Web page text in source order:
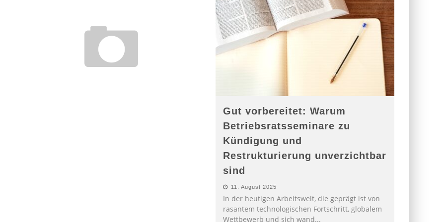
Gut vorbereitet: Warum
Betriebsratsseminare zu
Kündigung und
Restrukturierung unverzichtbar
sind
11. August 2025
In der heutigen Arbeitswelt, die geprägt ist von
rasantem technologischen Fortschritt, globalem
Wettbewerb und sich wand...